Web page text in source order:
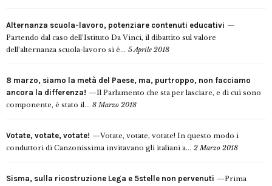
Alternanza scuola-lavoro, potenziare contenuti educativi
Partendo dal caso dell’Istituto Da Vinci, il dibattito sul valore
dell’alternanza scuola-lavoro si è... 5 Aprile 2018
8 marzo, siamo la metà del Paese, ma, purtroppo, non facciamo
ancora la differenza!
Il Parlamento che sta per lasciare, e di cui sono
componente, è stato il... 8 Marzo 2018
Votate, votate, votate!
Votate, votate, votate! In questo modo i
conduttori di Canzonissima invitavano gli italiani a... 2 Marzo 2018
Sisma, sulla ricostruzione Lega e 5stelle non pervenuti
Prima